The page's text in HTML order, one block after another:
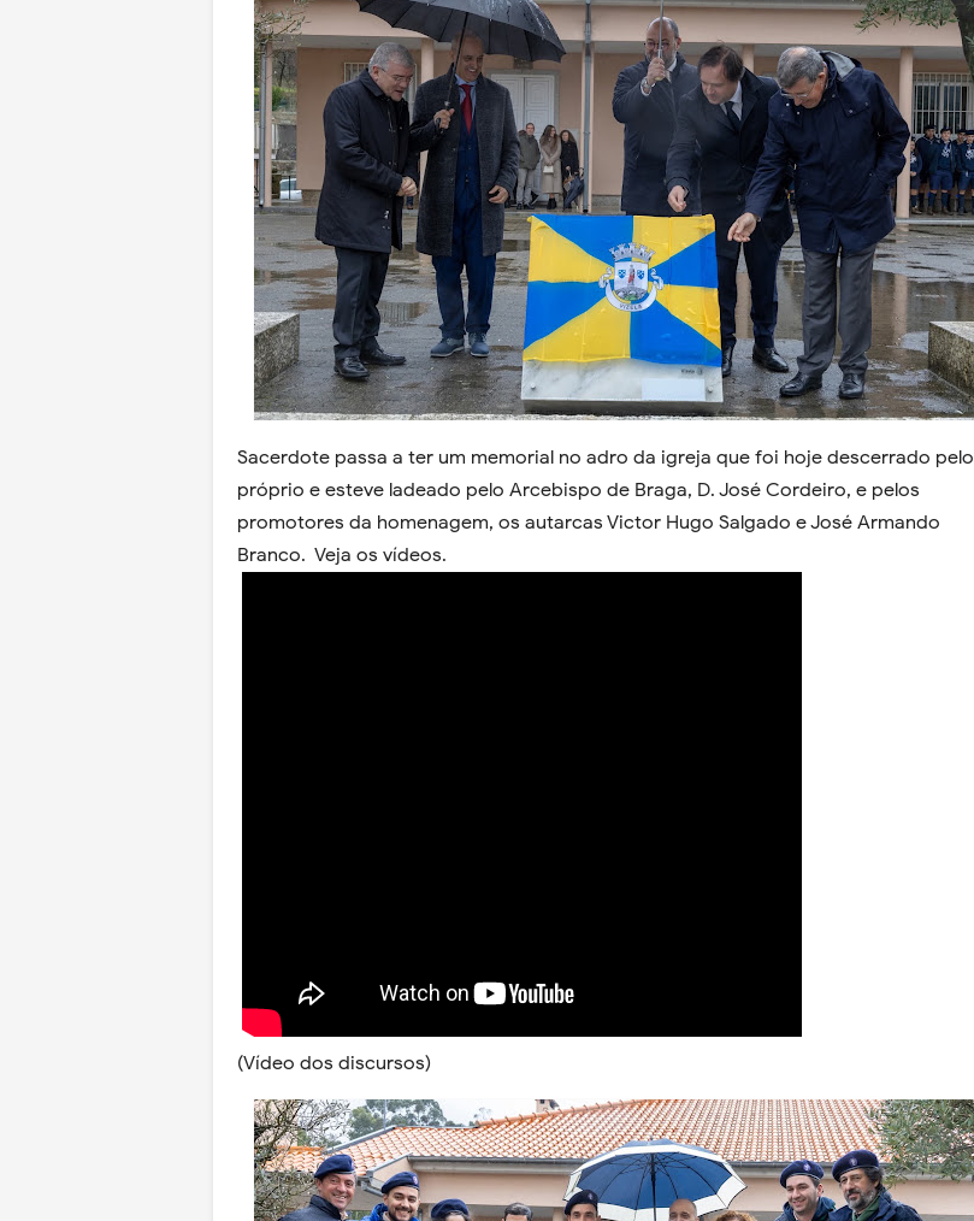
Sacerdote passa a ter um memorial no adro da igreja que foi hoje descerrado pelo
próprio e esteve ladeado pelo Arcebispo de Braga, D. José Cordeiro, e pelos
promotores da homenagem, os autarcas Victor Hugo Salgado e José Armando
Branco. Veja os vídeos.
(Vídeo dos discursos)